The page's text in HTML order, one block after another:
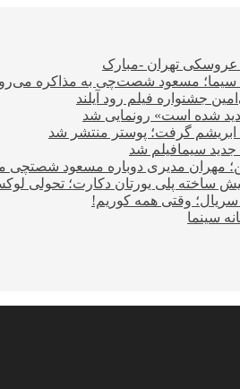
تهران -مبارک
سیما؛ مسعود شصت‌چی به مذاکره
شده است» رونمایی شد
سیمافیلم شد
مهران مدیری دوباره مسعود
پیش ساخته پلی یورتان دکارت؛ تحولی
وقتی همه کوریم!
سینما